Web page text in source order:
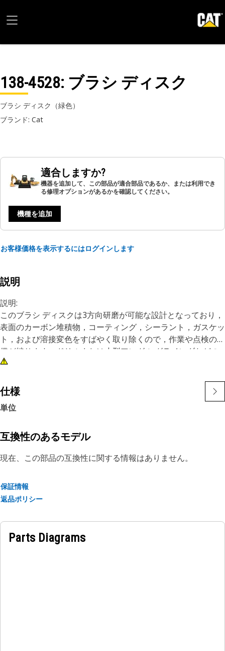
138-4528: ブラシ ディスク
ブラシ ディスク（緑色）
ブランド: Cat
適合しますか?
機器を追加して、この部品が適合部品であるか、または利用でき
る修理オプションがあるかを確認してください。
機種を追加
お客様価格を表示するにはログインします
説明
説明:
このブラシ ディスクは3方向研磨が可能な設計となっており，
表面のカーボン堆積物，コーティング，シーラント，ガスケッ
ト，および溶接変色をすばやく取り除くので，作業や点検の準
備が捗ります。ドリルまたは小型アングル グラインダなどの
回転ツールと一緒に使用します。圧着ワイヤやブリストル カ
り，順応性と柔軟性が最も重要である表面調整作業の範囲が大
きく拡がります。卓越した仕上がり，傑出したパフォーマンス
に加え，金属ワイヤが飛散することがないため，安全に作業を
すべてのRolocホルダが1U-5518ねじ付きシャフトを使用
特長:
• グリット: 50
• サイズ: 2，緑色
• 最適運転速度（RPM）: 18,000
用途:
仕様
単位
互換性のあるモデル
現在、この部品の互換性に関する情報はありません。
保証情報
返品ポリシー
Parts Diagrams